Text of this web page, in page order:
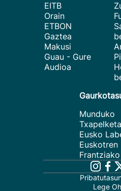
EITB
Orain
ETBON
Gaztea
Makusi
Guau - Gure
Audioa
Munduko
Txapelketa
Eusko
Euskotren
Lege